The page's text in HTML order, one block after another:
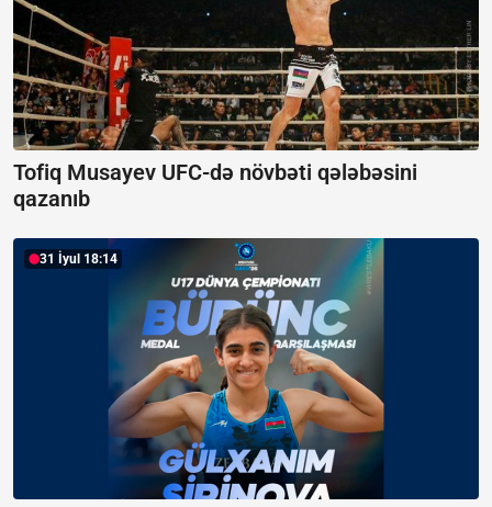
Tofiq Musayev UFC-də növbəti qələbəsini
qazanıb
31 İyul 18:14